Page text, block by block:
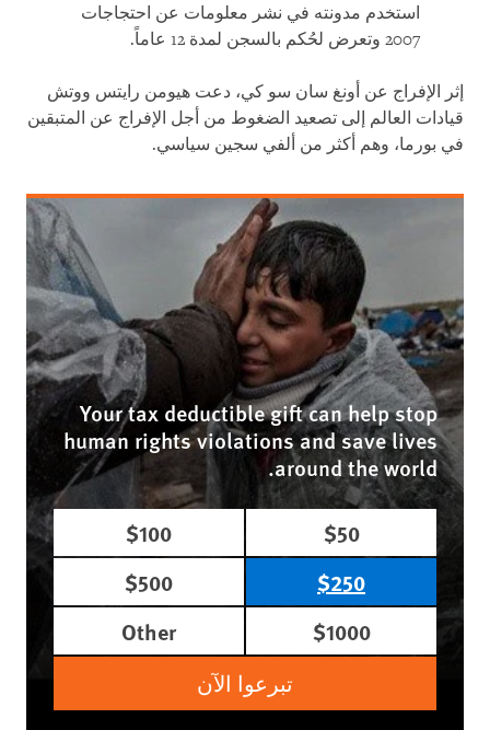
استخدم مدونته في نشر معلومات عن احتجاجات
2007 وتعرض لحُكم بالسجن لمدة 12 عاماً.
إثر الإفراج عن أونغ سان سو كي، دعت هيومن رايتس ووتش
قيادات العالم إلى تصعيد الضغوط من أجل الإفراج عن المتبقين
في بورما، وهم أكثر من ألفي سجين سياسي.
Your tax deductible gift can help stop
human rights violations and save lives
around the world.
$50
$100
$250
$500
$1000
Other
تبرعوا الآن